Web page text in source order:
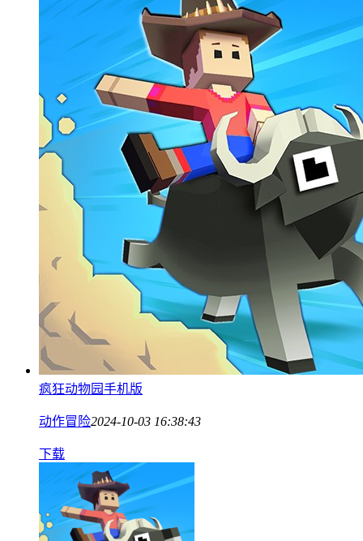
疯狂动物园手机版
动作冒险2024-10-03 16:38:43
下载